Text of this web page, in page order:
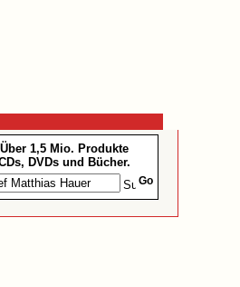
Über 1,5 Mio. Produkte
DVDs und Bücher.
Go